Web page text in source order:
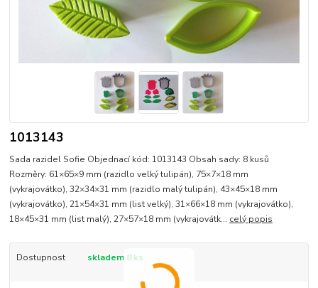
1013143
Sada razidel Sofie Objednací kód: 1013143 Obsah sady: 8 kusů
Rozměry: 61×65×9 mm (razidlo velký tulipán), 75×7×18 mm
(vykrajovátko), 32×34×31 mm (razidlo malý tulipán), 43×45×18 mm
(vykrajovátko), 21×54×31 mm (list velký), 31×66×18 mm (vykrajovátko),
18×45×31 mm (list malý), 27×57×18 mm (vykrajovátk... celý popis
Dostupnost skladem 8 ks